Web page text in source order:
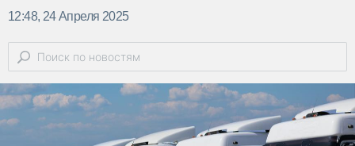
12:48, 24 Апреля 2025